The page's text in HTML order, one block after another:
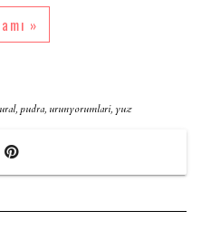
»
, pudra, urunyorumlari,yuz